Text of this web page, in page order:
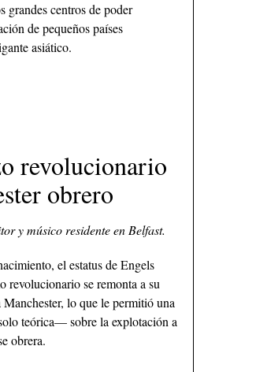
grandes centros de poder
de pequeños países
asiático.
revolucionario
obrero
y músico residente en Belfast.
el estatus de Engels
revolucionario se remonta a su
lo que le permitió una
teórica— sobre la explotación a
obrera.